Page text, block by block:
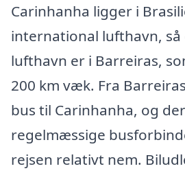
Carinhanha ligger i
international lufthavn,
lufthavn er i Barreiras,
200 km væk. Fra
bus til Carinhanha, og
regelmæssige
rejsen relativt nem.